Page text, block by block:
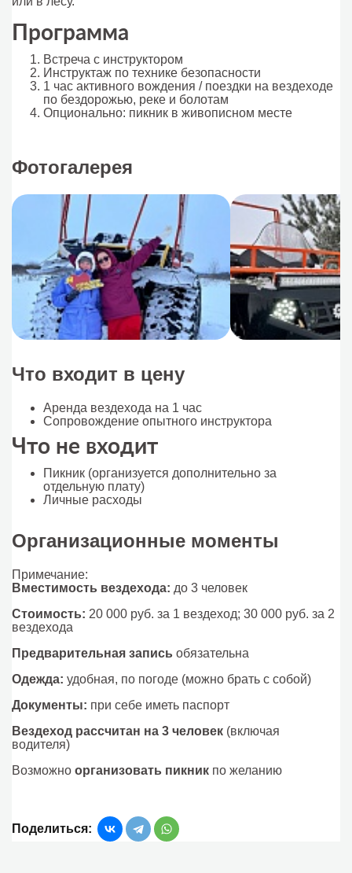
Программа
Встреча с инструктором
Инструктаж по технике безопасности
1 час активного вождения / поездки на вездеходе
по бездорожью, реке и болотам
Опционально: пикник в живописном месте
Фотогалерея
Что входит в цену
Аренда вездехода на 1 час
Сопровождение опытного инструктора
Что не входит
Пикник (организуется дополнительно за
отдельную плату)
Личные расходы
Организационные моменты
Примечание:
Вместимость вездехода: до 3 человек
Стоимость: 20 000 руб. за 1 вездеход; 30 000 руб. за 2
вездехода
Предварительная запись обязательна
Одежда: удобная, по погоде (можно брать с собой)
Документы: при себе иметь паспорт
Вездеход рассчитан на 3 человек (включая
водителя)
Возможно организовать пикник по желанию
Поделиться: